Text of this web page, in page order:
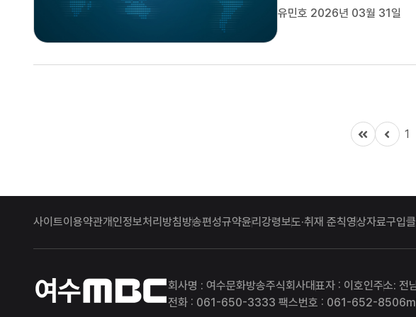
지 못하고 있습니다. 통합
유민호 2026년 03월 31일
1
사이트이용약관개인정보처리방침방송편성규약윤리강령보도·취재 준칙영상자료구입
여수MBC 회사명 : 여수문화방송주식회사대표자 : 이호인주소: 전
전화 : 061-650-3333 팩스번호 : 061-652-8506